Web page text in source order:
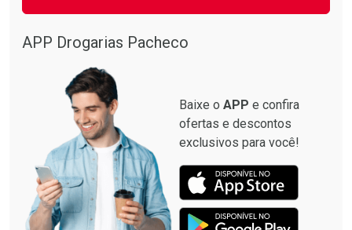
APP Drogarias Pacheco
Baixe o APP e confira
ofertas e descontos
exclusivos para você!